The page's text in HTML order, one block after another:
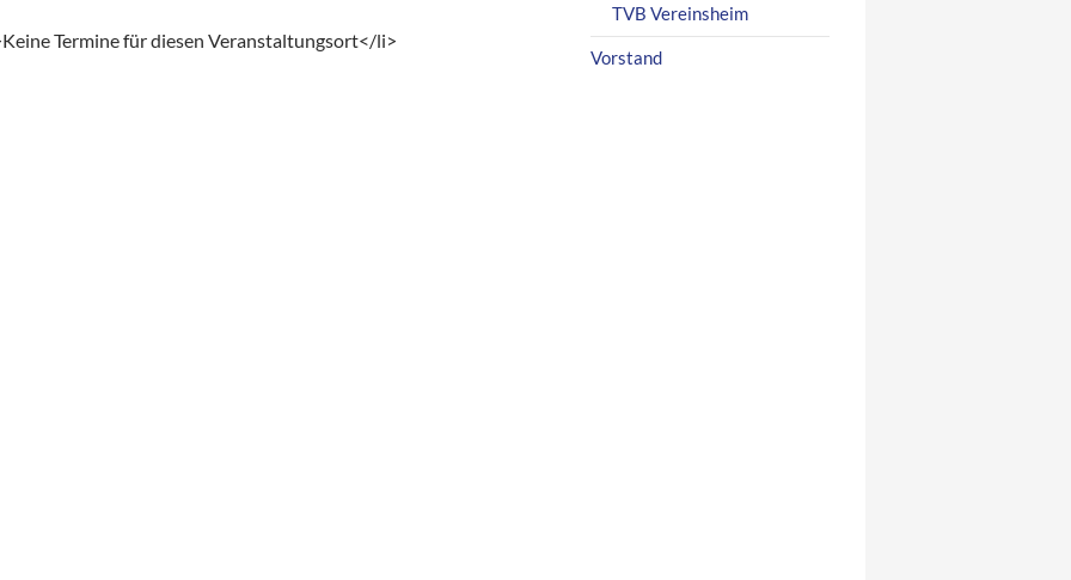
Termine für diesen Veranstaltungsort</li>
TVB Vereinsheim
Vorstand